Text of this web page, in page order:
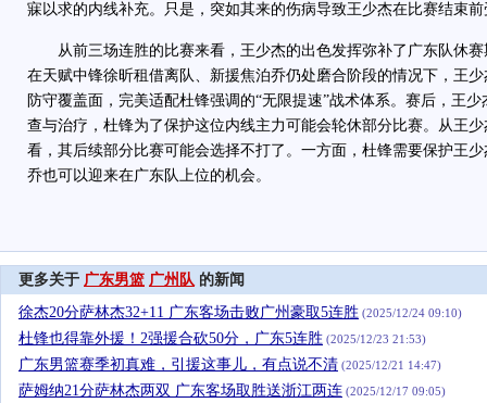
寐以求的内线补充。只是，突如其来的伤病导致王少杰在比赛结束
从前三场连胜的比赛来看，王少杰的出色发挥弥补了广东队休赛
在天赋中锋徐昕租借离队、新援焦泊乔仍处磨合阶段的情况下，王
防守覆盖面，完美适配杜锋强调的“无限提速”战术体系。赛后，王
查与治疗，杜锋为了保护这位内线主力可能会轮休部分比赛。从王
看，其后续部分比赛可能会选择不打了。一方面，杜锋需要保护王
乔也可以迎来在广东队上位的机会。
更多关于 广东男篮 广州队 的新闻
徐杰20分萨林杰32+11 广东客场击败广州豪取5连胜 (2025/12/24 09:10)
杜锋也得靠外援！2强援合砍50分，广东5连胜 (2025/12/23 21:53)
广东男篮赛季初真难，引援这事儿，有点说不清 (2025/12/21 14:47)
萨姆纳21分萨林杰两双 广东客场取胜送浙江两连 (2025/12/17 09:05)